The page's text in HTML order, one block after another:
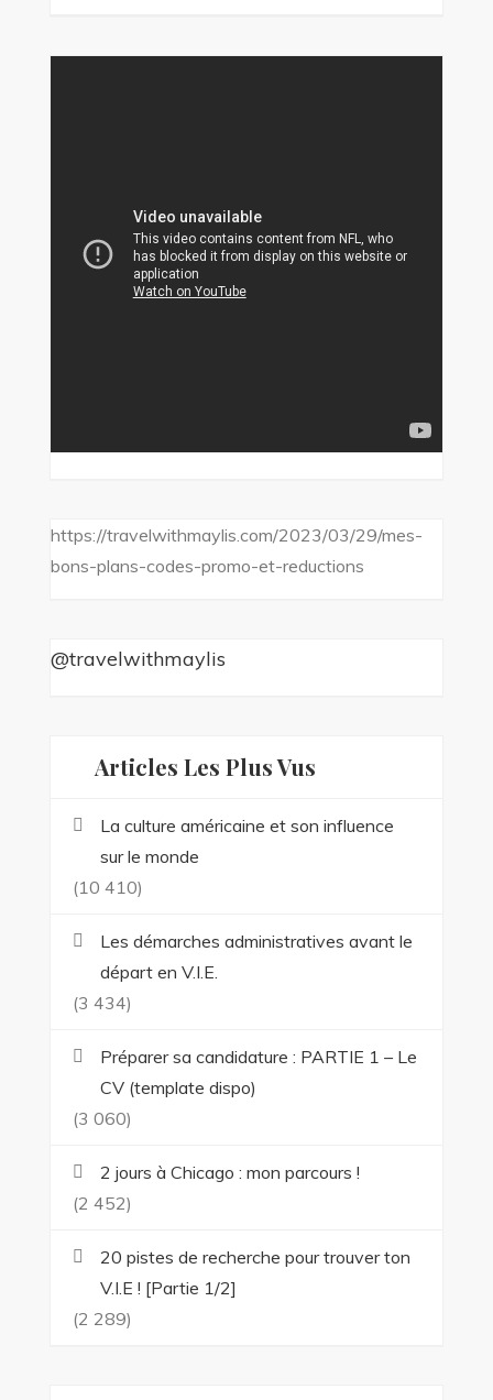
https://travelwithmaylis.com/2023/03/29/mes-
bons-plans-codes-promo-et-reductions
@travelwithmaylis
Articles Les Plus Vus
La culture américaine et son influence
sur le monde
(10 410)
Les démarches administratives avant le
départ en V.I.E.
(3 434)
Préparer sa candidature : PARTIE 1 – Le
CV (template dispo)
(3 060)
2 jours à Chicago : mon parcours !
(2 452)
20 pistes de recherche pour trouver ton
V.I.E ! [Partie 1/2]
(2 289)